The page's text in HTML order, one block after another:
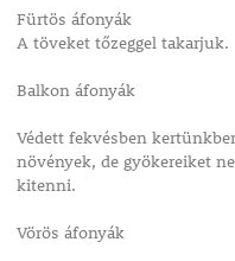
Fürtös áfonyák
A töveket tőzeggel takarjuk.
Balkon áfonyák
Védett fekvésben
növények, de gyökereiket
kitenni.
Vörös áfonyák